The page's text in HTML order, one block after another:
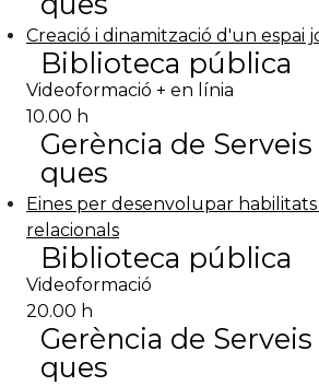
Creació i dinamització d'un espai
Biblioteca pública
Videoformació + en línia
10.00 h
Gerència de
ques
Eines per desenvolupar
relacionals
Biblioteca pública
Videoformació
20.00 h
Gerència de
ques